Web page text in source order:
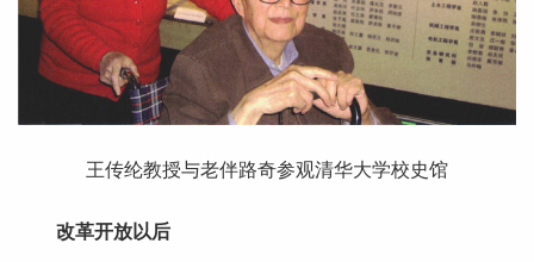
王传纶教授与老伴路奇参观清华大学校史馆
改革开放以后